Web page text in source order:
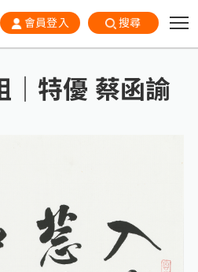
會員登入 搜尋
｜特優 蔡函諭